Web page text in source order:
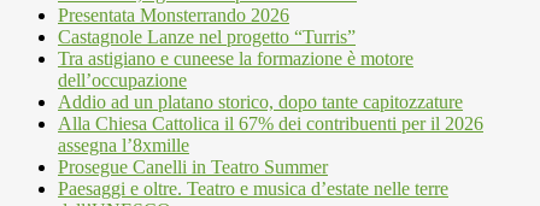
Presentata Monsterrando 2026
Castagnole Lanze nel progetto “Turris”
Tra astigiano e cuneese la formazione è motore
dell’occupazione
Addio ad un platano storico, dopo tante capitozzature
Alla Chiesa Cattolica il 67% dei contribuenti per il 2026
assegna l’8xmille
Prosegue Canelli in Teatro Summer
Paesaggi e oltre. Teatro e musica d’estate nelle terre